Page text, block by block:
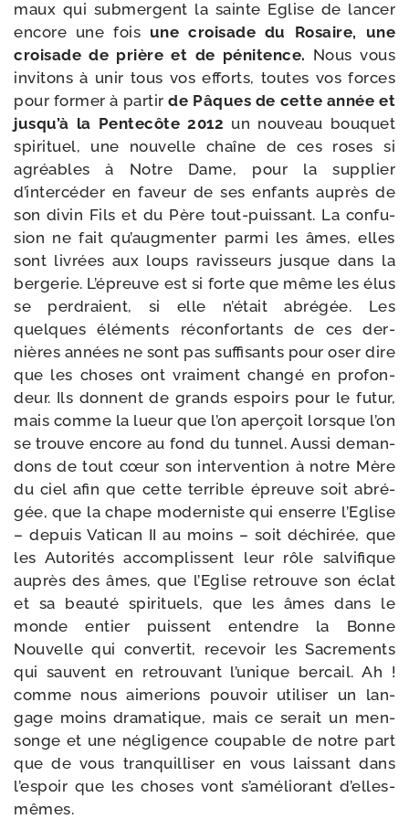
maux qui sub­mergent la sainte Eglise de lan­cer
encore une fois une croi­sade du Rosaire, une
croi­sade de prière et de péni­tence. Nous vous
invi­tons à unir tous vos efforts, toutes vos forces
pour for­mer à par­tirde Pâques de cette année et
jusqu’à la Pentecôte 2012 un nou­veau bou­quet
spi­ri­tuel, une nou­velle chaîne de ces roses si
agréables à Notre Dame, pour la sup­plier
d’intercéder en faveur de ses enfants auprès de
son divin Fils et du Père tout-​puissant. La confu­
sion ne fait qu’augmenter par­mi les âmes, elles
sont livrées aux loups ravis­seurs jusque dans la
ber­ge­rie. L’épreuve est si forte que même les élus
se per­draient, si elle n’était abré­gée. Les
quelques élé­ments récon­for­tants de ces der­
nières années ne sont pas suf­fi­sants pour oser dire
que les choses ont vrai­ment chan­gé en pro­fon­
deur. Ils donnent de grands espoirs pour le futur,
mais comme la lueur que l’on aper­çoit lorsque l’on
se trouve encore au fond du tun­nel. Aussi deman­
dons de tout cœur son inter­ven­tion à notre Mère
du ciel afin que cette ter­rible épreuve soit abré­
gée, que la chape moder­niste qui enserre l’Eglise
– depuis Vatican II au moins – soit déchi­rée, que
les Autorités accom­plissent leur rôle sal­vi­fique
auprès des âmes, que l’Eglise retrouve son éclat
et sa beau­té spi­ri­tuels, que les âmes dans le
monde entier puissent entendre la Bonne
Nouvelle qui conver­tit, rece­voir les Sacrements
qui sauvent en retrou­vant l’unique ber­cail. Ah !
comme nous aime­rions pou­voir uti­li­ser un lan­
gage moins dra­ma­tique, mais ce serait un men­
songe et une négli­gence cou­pable de notre part
que de vous tran­quilli­ser en vous lais­sant dans
l’espoir que les choses vont s’améliorant d’elles-
mêmes.